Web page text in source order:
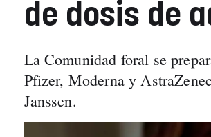
de dosis de
La Comunidad foral se
Pfizer, Moderna y
Janssen.